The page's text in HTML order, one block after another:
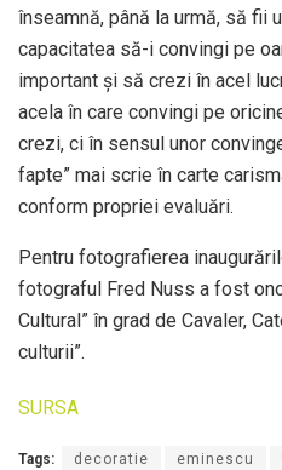
înseamnă, până la urmă, să fii
capacitatea să-i convingi pe
important şi să crezi în acel
acela în care convingi pe
crezi, ci în sensul unor
fapte” mai scrie în carte
conform propriei evaluări.
Pentru fotografierea
fotograful Fred Nuss a fost
Cultural” în grad de Cavaler,
culturii”.
SURSA
Tags: decoratie eminescu